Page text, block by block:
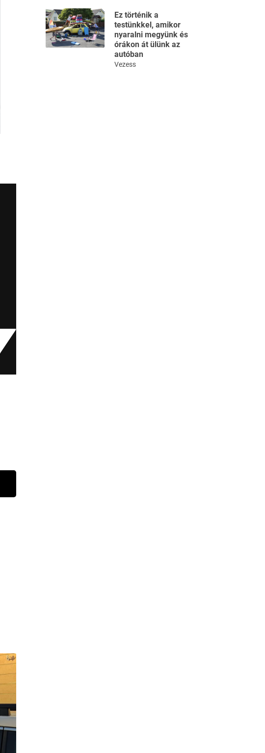
Ez történik a
testünkkel, amikor
nyaralni megyünk és
órákon át ülünk az
autóban
Vezess